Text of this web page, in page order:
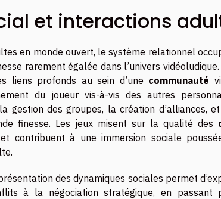
et interactions
en monde ouvert, le système relationnel
rarement égalée dans l’univers
liens profonds au sein d’une communauté
du joueur vis-à-vis des autres
gestion des groupes, la création d’alliances,
finesse. Les jeux misent sur la qualité des
contribuent à une immersion sociale
des dynamiques sociales permet
à la négociation stratégique, en passant